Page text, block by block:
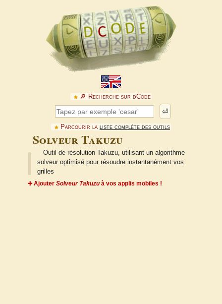
🔎︎ Recherche sur dCode
⏎
Parcourir la liste complète des outils
Solveur Takuzu
Outil de résolution Takuzu, utilisant un algorithme
solveur optimisé pour résoudre instantanément vos
grilles
➕ Ajouter Solveur Takuzu à vos applis mobiles !